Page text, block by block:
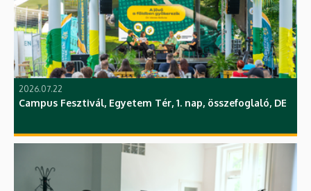
2026.07.22
Campus Fesztivál, Egyetem Tér, 1. nap, összefoglaló, DE